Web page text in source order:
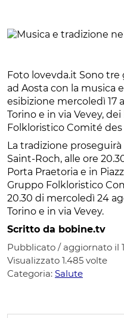
Foto lovevda.it Sono
ad Aosta con la musica
esibizione mercoledì 17
Torino e in via Vevey,
Folkloristico Comité des
La tradizione
Saint-Roch, alle ore
Porta Praetoria e in
Gruppo Folkloristico
20.30 di mercoledì 24
Torino e in via Vevey.
Scritto da bobine.tv
Pubblicato / aggiornato il
Visualizzato 1.485 volte
Categoria: Salute